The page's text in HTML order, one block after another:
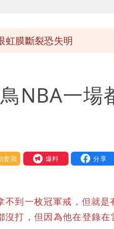
膜斷裂恐失明
NBA一
蘋 我要爆料
到一枚冠軍戒，但就
打，但因為他在登錄在